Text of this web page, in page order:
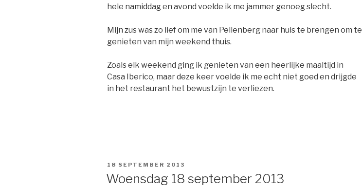
hele namiddag en avond voelde ik me jammer genoeg slecht.
Mijn zus was zo lief om me van Pellenberg naar huis te brengen om te
genieten van mijn weekend thuis.
Zoals elk weekend ging ik genieten van een heerlijke maaltijd in
Casa Iberico, maar deze keer voelde ik me echt niet goed en drijgde
in het restaurant het bewustzijn te verliezen.
GEPLAATST
18 SEPTEMBER 2013
Woensdag 18 september 2013